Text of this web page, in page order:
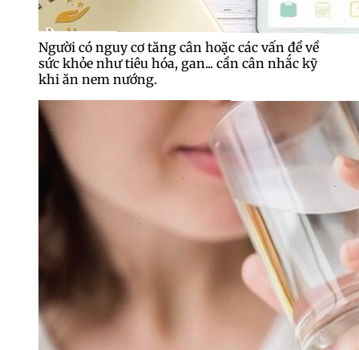
Người có nguy cơ tăng cân hoặc các vấn đề về
sức khỏe như tiêu hóa, gan... cần cân nhắc kỹ
khi ăn nem nướng.